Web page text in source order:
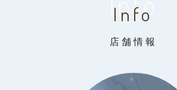
Info
店舗情報